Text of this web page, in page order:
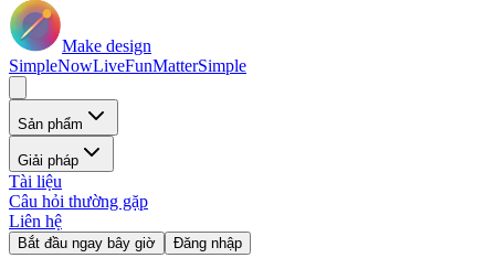
Make design
SimpleNowLiveFunMatterSimple
Sản phẩm
Giải pháp
Tài liệu
Câu hỏi thường gặp
Liên hệ
Bắt đầu ngay bây giờ Đăng nhập